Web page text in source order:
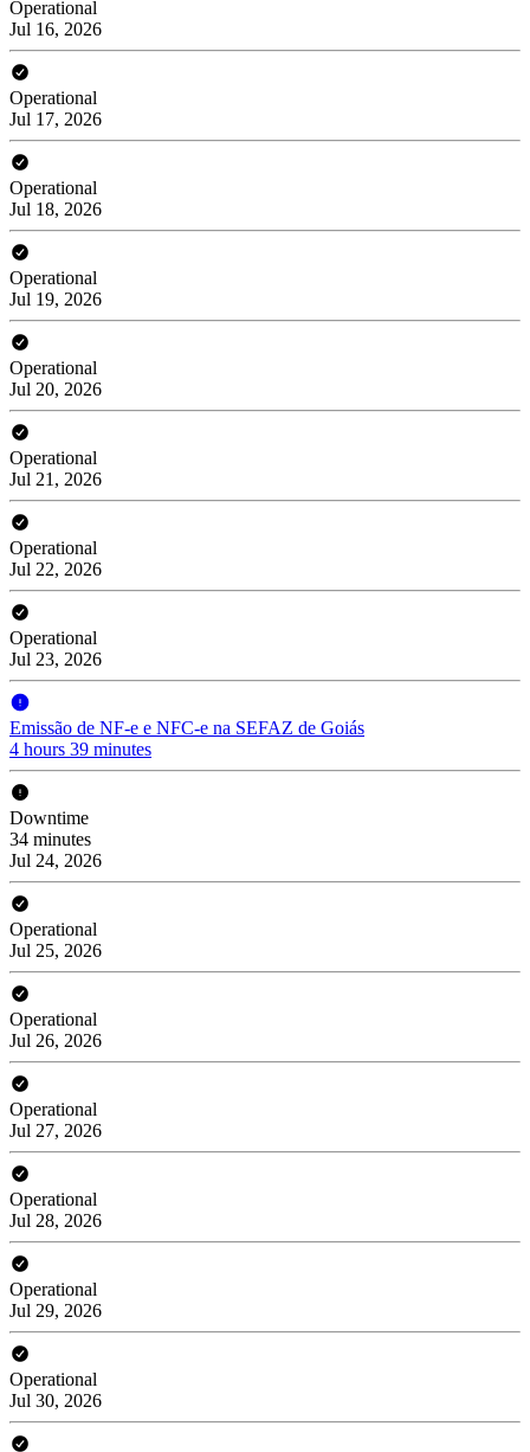
Operational
Jul 16, 2026
Operational
Jul 17, 2026
Operational
Jul 18, 2026
Operational
Jul 19, 2026
Operational
Jul 20, 2026
Operational
Jul 21, 2026
Operational
Jul 22, 2026
Operational
Jul 23, 2026
Emissão de NF-e e NFC-e na SEFAZ de Goiás
4 hours 39 minutes
Downtime
34 minutes
Jul 24, 2026
Operational
Jul 25, 2026
Operational
Jul 26, 2026
Operational
Jul 27, 2026
Operational
Jul 28, 2026
Operational
Jul 29, 2026
Operational
Jul 30, 2026